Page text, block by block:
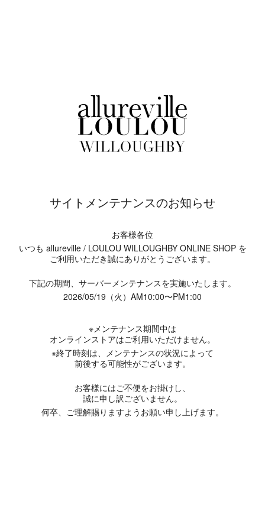
サイトメンテナンスのお知らせ
お客様各位
いつも allureville / LOULOU WILLOUGHBY ONLINE SHOP を
ご利用いただき誠にありがとうございます。
下記の期間、サーバーメンテナンスを実施いたします。
2026/05/19（火）AM10:00〜PM1:00
※メンテナンス期間中は
オンラインストアはご利用いただけません。
※終了時刻は、メンテナンスの状況によって
前後する可能性がございます。
お客様にはご不便をお掛けし、
誠に申し訳ございません。
何卒、ご理解賜りますようお願い申し上げます。